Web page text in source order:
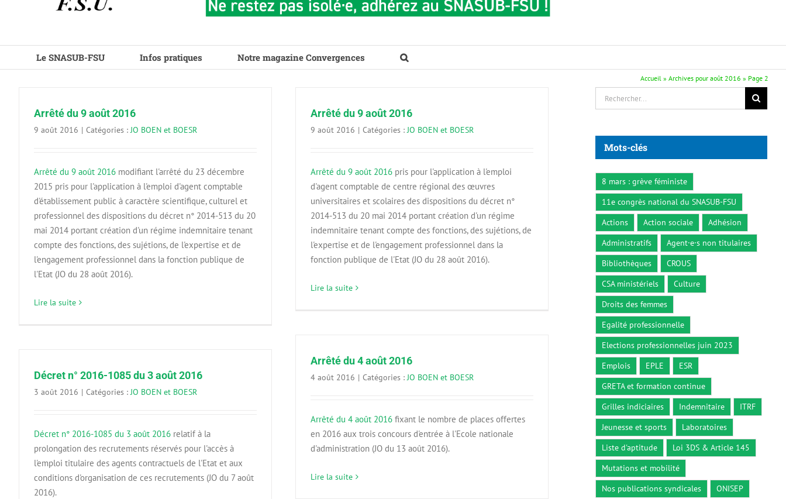
Le SNASUB-FSU Infos pratiques Notre magazine Convergences
Accueil » Archives pour août 2016 » Page 2
Arrêté du 9 août 2016
9 août 2016 | Catégories :JO BOEN et BOESR
Arrêté du 9 août 2016 modifiant l'arrêté du 23 décembre
2015 pris pour l'application à l'emploi d'agent comptable
d'établissement public à caractère scientifique, culturel et
professionnel des dispositions du décret n° 2014-513 du 20
mai 2014 portant création d'un régime indemnitaire tenant
compte des fonctions, des sujétions, de l'expertise et de
l'engagement professionnel dans la fonction publique de
l'Etat (JO du 28 août 2016).
Lire la suite
Arrêté du 9 août 2016
9 août 2016 | Catégories :JO BOEN et BOESR
Arrêté du 9 août 2016 pris pour l'application à l'emploi
d'agent comptable de centre régional des œuvres
universitaires et scolaires des dispositions du décret n°
2014-513 du 20 mai 2014 portant création d'un régime
indemnitaire tenant compte des fonctions, des sujétions, de
l'expertise et de l'engagement professionnel dans la
fonction publique de l'Etat (JO du 28 août 2016).
Lire la suite
Arrêté du 4 août 2016
4 août 2016 | Catégories :JO BOEN et BOESR
Arrêté du 4 août 2016 fixant le nombre de places offertes
en 2016 aux trois concours d'entrée à l'Ecole nationale
d'administration (JO du 13 août 2016).
Lire la suite
Décret n° 2016-1085 du 3 août 2016
3 août 2016 | Catégories :JO BOEN et BOESR
Décret n° 2016-1085 du 3 août 2016 relatif à la
prolongation des recrutements réservés pour l'accès à
l'emploi titulaire des agents contractuels de l'Etat et aux
conditions d'organisation de ces recrutements (JO du 7 août
2016).
Rechercher:
Mots-clés
8 mars : grève féministe
11e congrès national du SNASUB-FSU
Actions
Action sociale
Adhésion
Administratifs
Agent·e·s non titulaires
Bibliothèques
CROUS
CSA ministériels
Culture
Droits des femmes
Egalité professionnelle
Elections professionnelles juin 2023
Emplois
EPLE
ESR
GRETA et formation continue
Grilles indiciaires
Indemnitaire
ITRF
Jeunesse et sports
Laboratoires
Liste d'aptitude
Loi 3DS & Article 145
Mutations et mobilité
Nos publications syndicales
ONISEP